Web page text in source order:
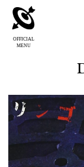
OFFICIAL
MENU